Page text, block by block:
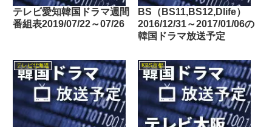
テレビ愛知韓国ドラマ週間
番組表2019/07/22～07/26
BS（BS11,BS12,Dlife）
2016/12/31～2017/01/06の
韓国ドラマ放送予定
テレビ北海道 KBS京都